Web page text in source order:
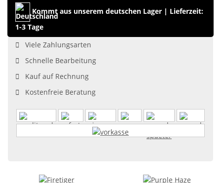
Kommt aus unserem deutschen Lager | Lieferzeit:
1-3 Tage
Viele Zahlungsarten
Schnelle Bearbeitung
Kauf auf Rechnung
Kostenfreie Beratung